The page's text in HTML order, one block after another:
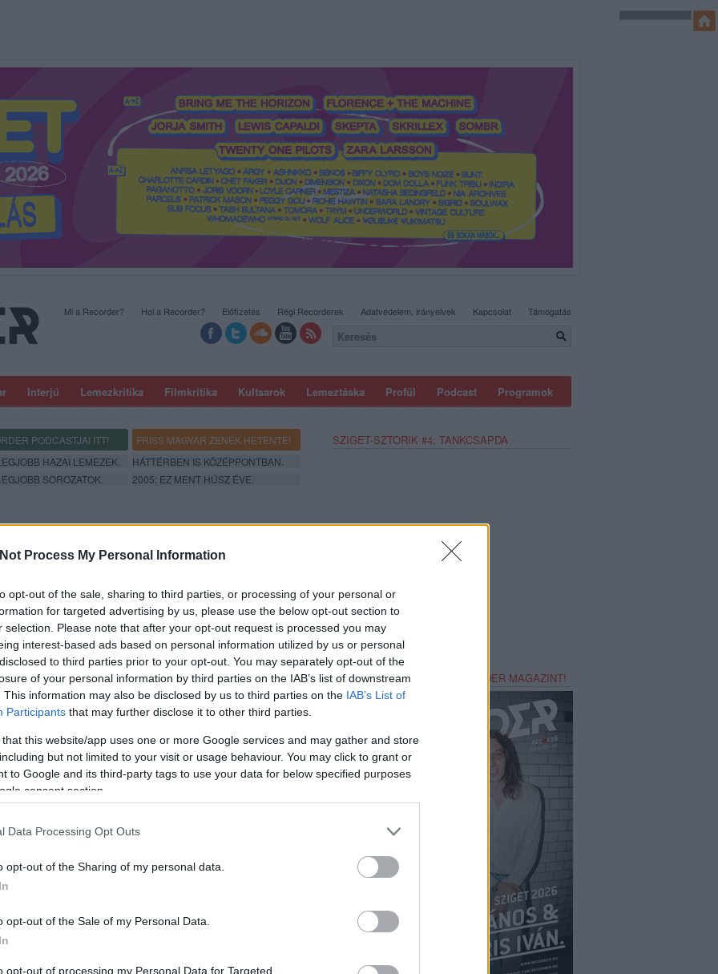
Process My Personal Information
opt-out of the sale, sharing to third parties, or processing of your personal or
for targeted advertising by us, please use the below opt-out section to
selection. Please note that after your opt-out request is processed you may
interest-based ads based on personal information utilized by us or personal
to third parties prior to your opt-out. You may separately opt-out of the
of your personal information by third parties on the IAB’s list of downstream
This information may also be disclosed by us to third parties on the IAB’s List of
Participants that may further disclose it to other third parties.
that this website/app uses one or more Google services and may gather and store
but not limited to your visit or usage behaviour. You may click to grant or
to Google and its third-party tags to use your data for below specified purposes
consent section.
Data Processing Opt Outs
opt-out of the Sharing of my personal data.
opt-out of the Sale of my Personal Data.
opt-out of processing my Personal Data for Targeted
Interjú Lemezkritika Filmkritika Kultsarok Lemeztáska Profül Podcast Programok
Mi a Recorder? Hol a Recorder? Előfizetés Régi Recorderek Adatvédelem, irányelvek Kapcsolat Támogatás
PODCASTJAI ITT!
FRISS MAGYAR ZENÉK HETENTE!
HAZAI LEMEZEK.
HÁTTÉRBEN IS KÖZÉPPONTBAN.
SOROZATOK. 2005: EZ MENT HÚSZ ÉVE.
MÉG KÁBÍT” – POÓS ZOLTÁN AZ
(SZÖVEGSZERKESZTŐ #05)
költők elemzik magyar dalok szövegeit, mesélnek a személyes
meg, mitől lesz igazán jó egy dalszöveg. A Szövegszerkesztő
ír az Edda Művek egzisztencialista rockdaláról, a Kínoz
hogy ez…
TOVÁBB →
poós zoltán
komment
SZIGET-SZTORIK #4: TANKCSAPDA
SZEREZZ MAGADNAK RECORDER MAGAZINT!